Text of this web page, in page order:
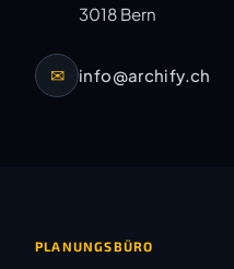
3018 Bern
✉ info@archify.ch
PLANUNGSBÜRO